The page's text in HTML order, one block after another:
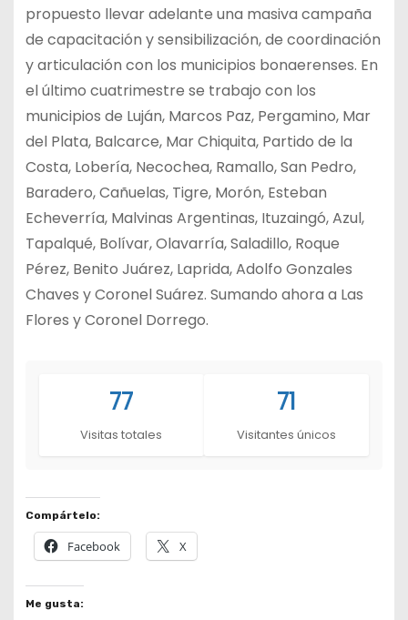
propuesto llevar adelante una masiva campaña
de capacitación y sensibilización, de coordinación
y articulación con los municipios bonaerenses. En
el último cuatrimestre se trabajo con los
municipios de Luján, Marcos Paz, Pergamino, Mar
del Plata, Balcarce, Mar Chiquita, Partido de la
Costa, Lobería, Necochea, Ramallo, San Pedro,
Baradero, Cañuelas, Tigre, Morón, Esteban
Echeverría, Malvinas Argentinas, Ituzaingó, Azul,
Tapalqué, Bolívar, Olavarría, Saladillo, Roque
Pérez, Benito Juárez, Laprida, Adolfo Gonzales
Chaves y Coronel Suárez. Sumando ahora a Las
Flores y Coronel Dorrego.
77
Visitas totales
71
Visitantes únicos
Compártelo:
Facebook X
Me gusta: